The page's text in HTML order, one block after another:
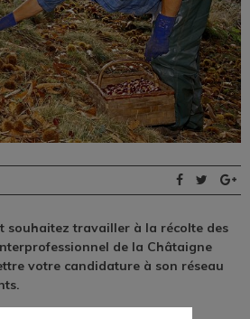
souhaitez travailler à la récolte des
de la Châtaigne
votre candidature à son réseau
sur "Lire la suite" ...